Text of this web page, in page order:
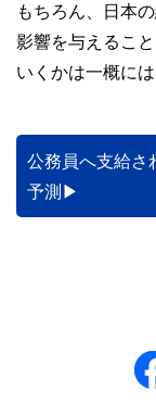
もちろん、日本
影響を与えるこ
いくかは一概には
公務員へ支給さ
予測